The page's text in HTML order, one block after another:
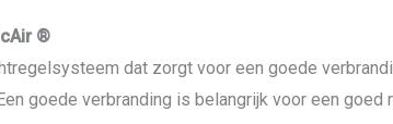
®
dat zorgt voor een goede
goede verbranding is belangrijk voor een goed